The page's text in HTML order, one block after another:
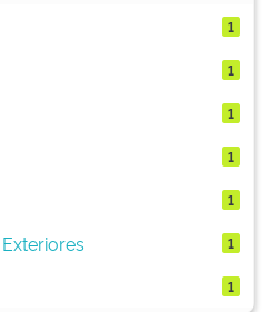
1
1
1
1
1
1
1